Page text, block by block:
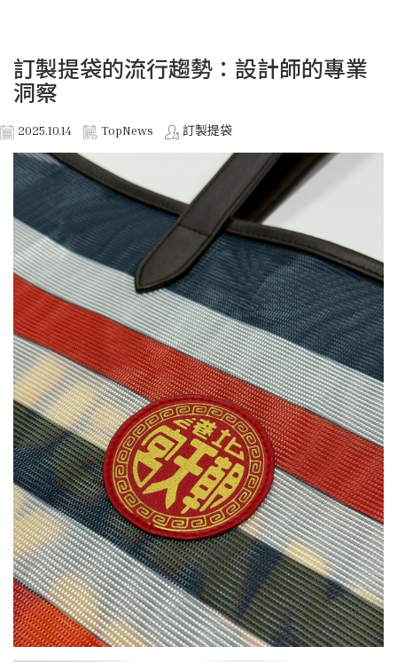
訂製提袋的流行趨勢：設計師的專業
洞察
2025.10.14 TopNews 訂製提袋